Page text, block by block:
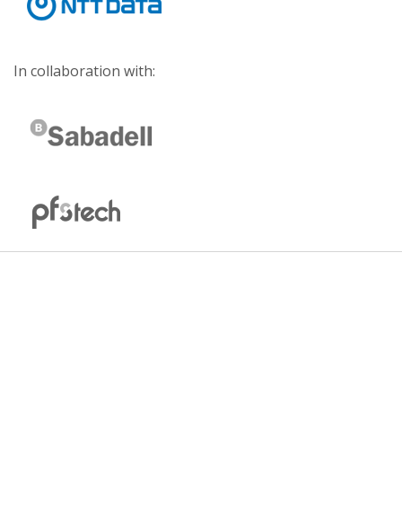
In collaboration with: